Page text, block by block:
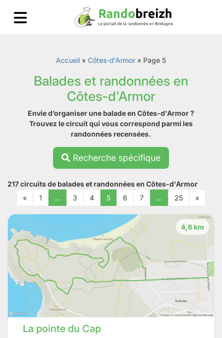
Accueil » Côtes-d'Armor » Page 5
Balades et randonnées en
Côtes-d'Armor
Envie d’organiser une balade en Côtes-d'Armor ?
Trouvez le circuit qui vous correspond parmi les
randonnées recensées.
Recherche spécifique
217 circuits de balades et randonnées en Côtes-d'Armor
«
1 … 3 4 5 6 7 … 25 »
4,6 km
La pointe du Cap